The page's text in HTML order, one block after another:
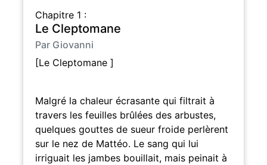
Chapitre 1 :
Le Cleptomane
Par Giovanni
[Le Cleptomane ]
Malgré la chaleur écrasante qui filtrait à
travers les feuilles brûlées des arbustes,
quelques gouttes de sueur froide perlèrent
sur le nez de Mattéo. Le sang qui lui
irriguait les jambes bouillait, mais peinait à